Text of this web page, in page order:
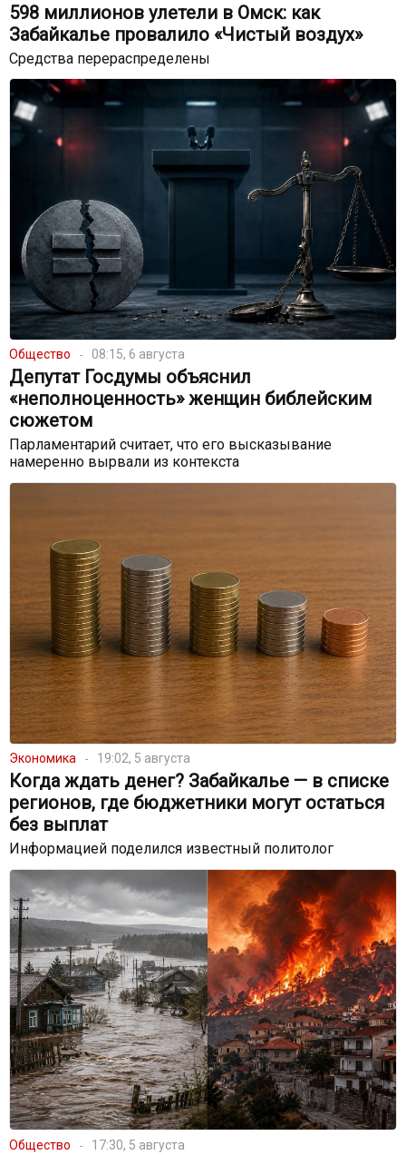
598 миллионов улетели в Омск: как
Забайкалье провалило «Чистый воздух»
Средства перераспределены
Общество 08:15, 6 августа
Депутат Госдумы объяснил
«неполноценность» женщин библейским
сюжетом
Парламентарий считает, что его высказывание
намеренно вырвали из контекста
Экономика 19:02, 5 августа
Когда ждать денег? Забайкалье — в списке
регионов, где бюджетники могут остаться
без выплат
Информацией поделился известный политолог
Общество 17:30, 5 августа